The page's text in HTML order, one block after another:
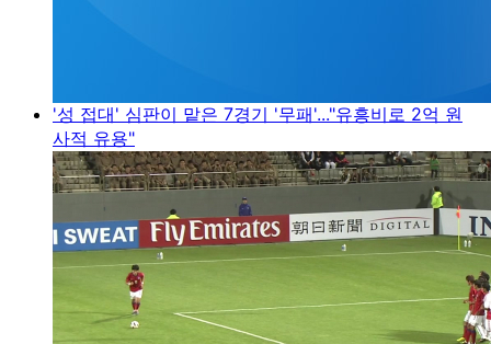
'성 접대' 심판이 맡은 7경기 '무패'..."유흥비로 2억 원
사적 유용"